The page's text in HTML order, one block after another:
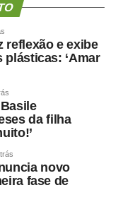
reflexão e exibe
‘Amar
da filha
novo
fase de